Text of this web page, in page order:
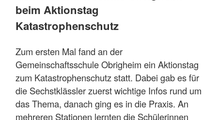
beim Aktionstag
Katastrophenschutz
Zum ersten Mal fand an der
Gemeinschaftsschule Obrigheim ein Aktionstag
zum Katastrophenschutz statt. Dabei gab es für
die Sechstklässler zuerst wichtige Infos rund um
das Thema, danach ging es in die Praxis. An
mehreren Stationen lernten die Schülerinnen